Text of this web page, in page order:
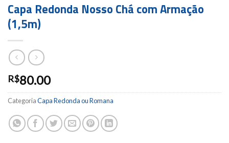
Capa Redonda Nosso Chá com Armação
(1,5m)
R$80.00
CategoriaCapa Redonda ou Romana